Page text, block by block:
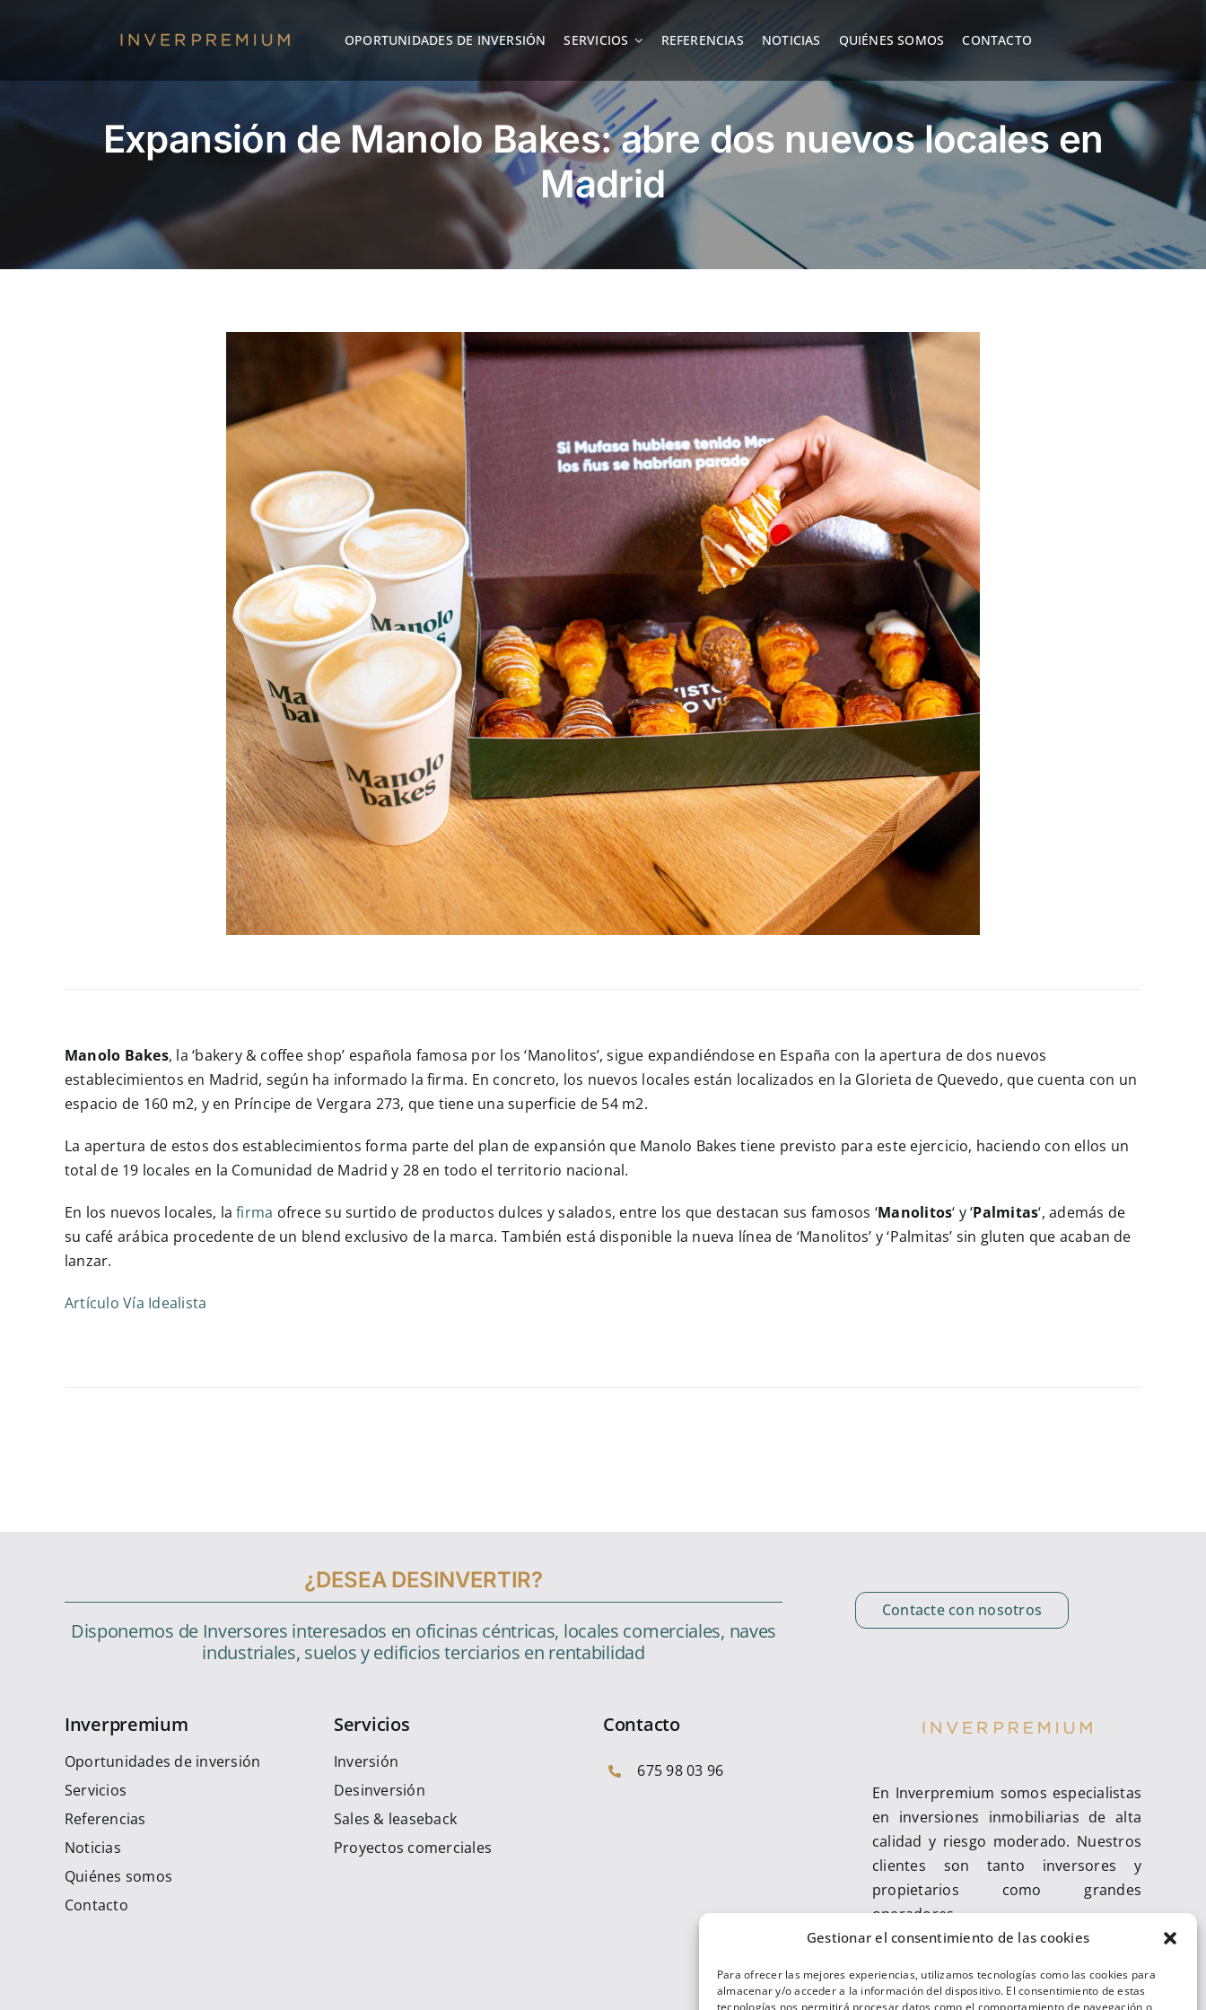
Gestionar el consentimiento de las cookies
Para ofrecer las mejores experiencias, utilizamos tecnologías como las cookies para
almacenar y/o acceder a la información del dispositivo. El consentimiento de estas
tecnologías nos permitirá procesar datos como el comportamiento de navegación o
OPORTUNIDADES DE INVERSIÓN SERVICIOS REFERENCIAS NOTICIAS QUIÉNES SOMOS CONTACTO
Expansión de Manolo Bakes: abre dos nuevos locales en
Madrid
Manolo Bakes, la ‘bakery & coffee shop’ española famosa por los ‘Manolitos’, sigue expandiéndose en España con la apertura de dos nuevos
establecimientos en Madrid, según ha informado la firma. En concreto, los nuevos locales están localizados en la Glorieta de Quevedo, que cuenta con un
espacio de 160 m2, y en Príncipe de Vergara 273, que tiene una superficie de 54 m2.
La apertura de estos dos establecimientos forma parte del plan de expansión que Manolo Bakes tiene previsto para este ejercicio, haciendo con ellos un
total de 19 locales en la Comunidad de Madrid y 28 en todo el territorio nacional.
En los nuevos locales, lafirma ofrece su surtido de productos dulces y salados, entre los que destacan sus famosos ‘Manolitos‘ y ‘Palmitas‘, además de
su café arábica procedente de un blend exclusivo de la marca. También está disponible la nueva línea de ‘Manolitos’ y ‘Palmitas’ sin gluten que acaban de
lanzar.
Artículo Vía Idealista
¿DESEA DESINVERTIR?
Disponemos de Inversores interesados en oficinas céntricas, locales comerciales, naves
industriales, suelos y edificios terciarios en rentabilidad
Contacte con nosotros
Inverpremium
Oportunidades de inversión
Servicios
Referencias
Noticias
Quiénes somos
Contacto
Servicios
Inversión
Desinversión
Sales & leaseback
Proyectos comerciales
Contacto
675 98 03 96
En Inverpremium somos especialistas
en inversiones inmobiliarias de alta
calidad y riesgo moderado. Nuestros
clientes son tanto inversores y
propietarios como grandes
operadores.